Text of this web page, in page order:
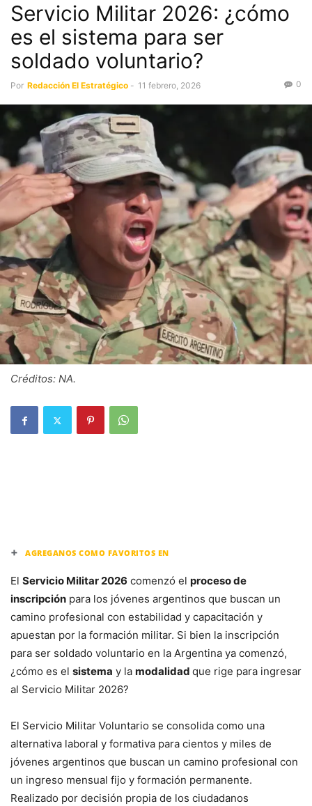
Servicio Militar 2026: ¿cómo
es el sistema para ser
soldado voluntario?
Por Redacción El Estratégico - 11 febrero, 2026 0
Créditos: NA.
+ AGREGANOS COMO FAVORITOS EN
El Servicio Militar 2026 comenzó el proceso de
inscripción para los jóvenes argentinos que buscan un
camino profesional con estabilidad y capacitación y
apuestan por la formación militar. Si bien la inscripción
para ser soldado voluntario en la Argentina ya comenzó,
¿cómo es el sistema y la modalidad que rige para ingresar
al Servicio Militar 2026?
El Servicio Militar Voluntario se consolida como una
alternativa laboral y formativa para cientos y miles de
jóvenes argentinos que buscan un camino profesional con
un ingreso mensual fijo y formación permanente.
Realizado por decisión propia de los ciudadanos